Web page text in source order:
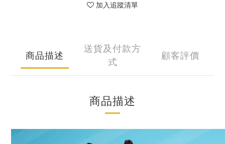
加入追蹤清單
商品描述
送貨及付款方
式
顧客評價
商品描述